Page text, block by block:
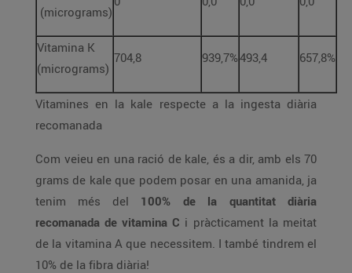
(micrograms)
Vitamina K
(micrograms)
704,8 939,7%493,4 657,8%
Vitamines en la kale respecte a la ingesta diària
recomanada
Com veieu en una ració de kale, és a dir, amb els 70
grams de kale que podem posar en una amanida, ja
tenim més del 100% de la quantitat diària
recomanada de vitamina C i pràcticament la meitat
de la vitamina A que necessitem. I també tindrem el
10% de la fibra diària!